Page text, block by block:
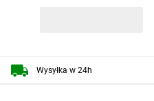
Wysyłka w 24h